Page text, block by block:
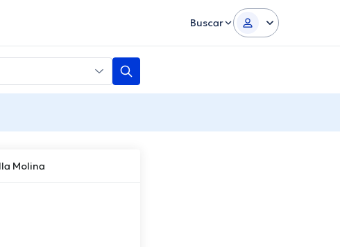
Buscar
Molina